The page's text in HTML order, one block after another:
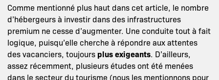
Comme mentionné plus haut dans cet article, le nombre
d’hébergeurs à investir dans des infrastructures
premium ne cesse d’augmenter. Une conduite tout à fait
logique, puisqu’elle cherche à répondre aux attentes
des vacanciers, toujours plus exigeants. D’ailleurs,
assez récemment, plusieurs études ont été menées
dans le secteur du tourisme (nous les mentionnons pour